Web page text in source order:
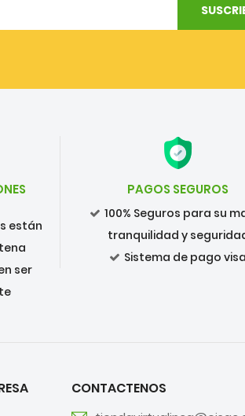
están
ser
PAGOS SEGUROS
100% Seguros para su
tranquilidad y
Sistema de pago visa
CONTACTENOS